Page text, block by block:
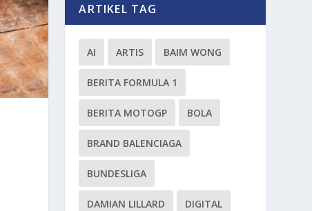
ARTIKEL TAG
AI ARTIS BAIM WONG
BERITA FORMULA 1
BERITA MOTOGP BOLA
BRAND BALENCIAGA
BUNDESLIGA
DAMIAN LILLARD DIGITAL